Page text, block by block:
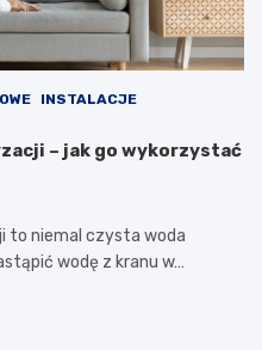
INSTALACJE
– jak go wykorzystać
to niemal czysta woda
wodę z kranu w…